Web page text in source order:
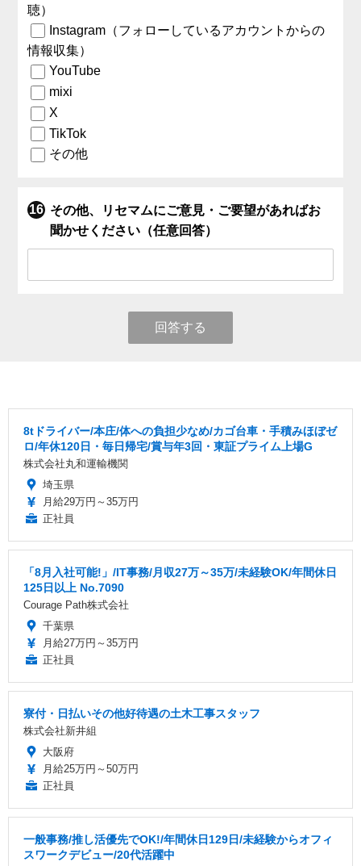
聴）
Instagram（フォローしているアカウントからの
情報収集）
YouTube
mixi
X
TikTok
その他
その他、リセマムにご意見・ご要望があればお
聞かせください（任意回答）
回答する
8tドライバー/本庄/体への負担少なめ/カゴ台車・手積みほぼゼ
ロ/年休120日・毎日帰宅/賞与年3回・東証プライム上場G
株式会社丸和運輸機関
埼玉県
月給29万円～35万円
正社員
「8月入社可能!」/IT事務/月収27万～35万/未経験OK/年間休日
125日以上 No.7090
Courage Path株式会社
千葉県
月給27万円～35万円
正社員
寮付・日払いその他好待遇の土木工事スタッフ
株式会社新井組
大阪府
月給25万円～50万円
正社員
一般事務/推し活優先でOK!/年間休日129日/未経験からオフィ
スワークデビュー/20代活躍中